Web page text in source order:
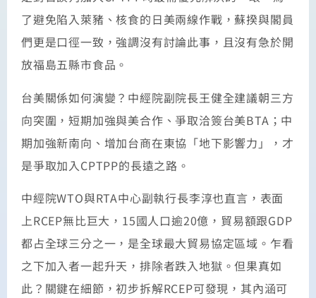
了避免陷入萊豬、核食的日美兩線作戰，蘇揆與閣員
們更是口徑一致，強調沒有討論此事，且沒有急於開
放福島五縣市食品。
台美關係如何演變？中經院副院長王健全建議朝三方
向突圍，短期加強與美合作、爭取洽簽台美BTA；中
期加強新南向、增加台商在東協「地下影響力」，才
是爭取加入CPTPP的長遠之路。
中經院WTO與RTA中心副執行長李淳也直言，表面
上RCEP無比巨大，15國人口逾20億，貿易額跟GDP
都占全球三分之一，是全球最大貿易協定區域。乍看
之下加入者一起升天，排除者跌入地獄。但果真如
此？關鍵在細節，初步拆解RCEP可發現，其內涵可